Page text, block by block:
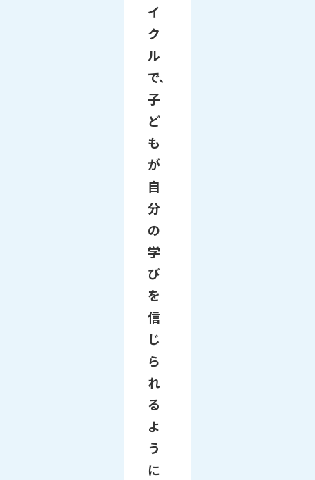
イ
ク
ル
で、
子
ど
も
が
自
分
の
学
び
を
信
じ
ら
れ
る
よ
う
に